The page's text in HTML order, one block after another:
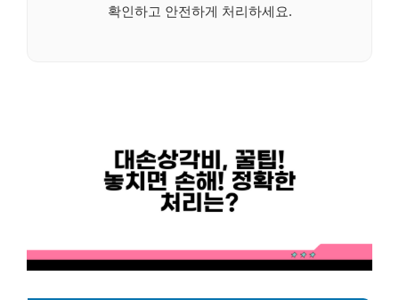
확인하고 안전하게 처리하세요.